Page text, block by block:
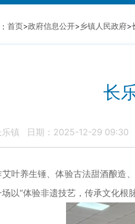
首页>政府信息公开>乡镇人民政府>
长
镇 日期：2025-12-29 09:30
养生锤、体验古法甜酒酿造、
以“体验非遗技艺，传承文化根